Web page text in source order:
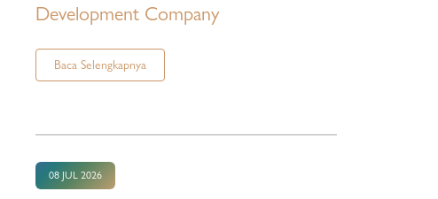
Development Company
Baca Selengkapnya
08 JUL 2026